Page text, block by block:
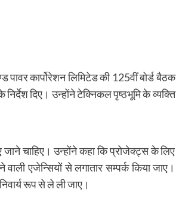
कार्पोरेशन लिमिटेड की 125वीं बोर्ड बैठक
दिए। उन्होंने टेक्निकल पृष्ठभूमि के व्यक्ति
चाहिए। उन्होंने कहा कि प्रोजेक्ट्स के लिए
एजेन्सियों से लगातार सम्पर्क किया जाए।
रूप से ले ली जाए।